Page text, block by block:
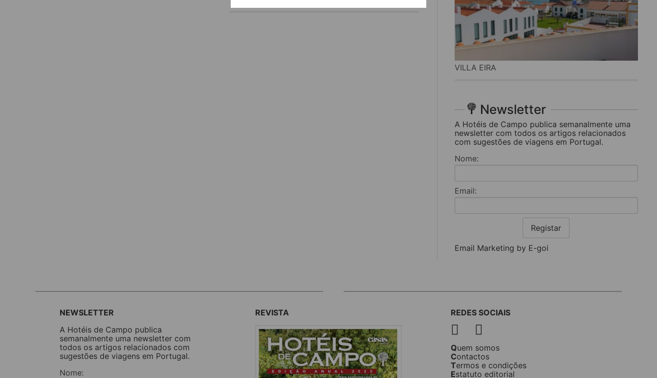
VILLA EIRA
Newsletter
A Hotéis de Campo publica semanalmente uma
newsletter com todos os artigos relacionados
com sugestões de viagens em Portugal.
Nome:
Email:
Registar
Email Marketing by E-goi
NEWSLETTER
A Hotéis de Campo publica
semanalmente uma newsletter com
todos os artigos relacionados com
sugestões de viagens em Portugal.
Nome:
REVISTA REDES SOCIAIS
Quem somos
Contactos
Termos e condições
Estatuto editorial